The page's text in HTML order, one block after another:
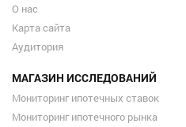
О нас
Карта сайта
Аудитория
МАГАЗИН ИССЛЕДОВАНИЙ
Мониторинг ипотечных ставок
Мониторинг ипотечного рынка